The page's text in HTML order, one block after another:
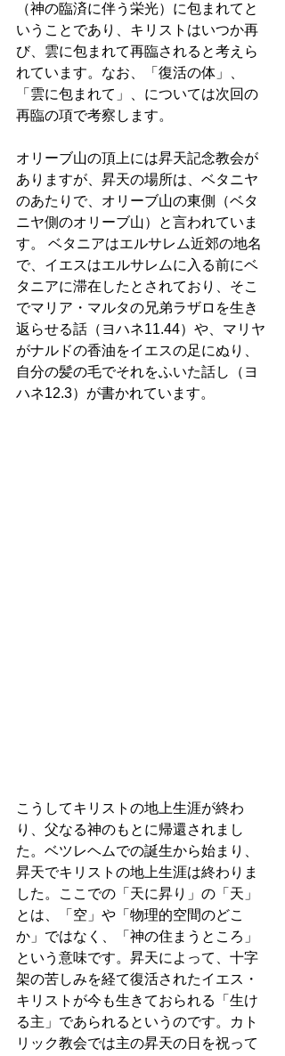
（神の臨済に伴う栄光）に包まれてと
いうことであり、キリストはいつか再
び、雲に包まれて再臨されると考えら
れています。なお、「復活の体」、
「雲に包まれて」、については次回の
再臨の項で考察します。
オリーブ山の頂上には昇天記念教会が
ありますが、昇天の場所は、ベタニヤ
のあたりで、オリーブ山の東側（ベタ
ニヤ側のオリーブ山）と言われていま
す。 ベタニアはエルサレム近郊の地名
で、イエスはエルサレムに入る前にベ
タニアに滞在したとされており、そこ
でマリア・マルタの兄弟ラザロを生き
返らせる話（ヨハネ11.44）や、マリヤ
がナルドの香油をイエスの足にぬり、
自分の髪の毛でそれをふいた話し（ヨ
ハネ12.3）が書かれています。
こうしてキリストの地上生涯が終わ
り、父なる神のもとに帰還されまし
た。ベツレヘムでの誕生から始まり、
昇天でキリストの地上生涯は終わりま
した。ここでの「天に昇り」の「天」
とは、「空」や「物理的空間のどこ
か」ではなく、「神の住まうところ」
という意味です。昇天によって、十字
架の苦しみを経て復活されたイエス・
キリストが今も生きておられる「生け
る主」であられるというのです。カト
リック教会では主の昇天の日を祝って